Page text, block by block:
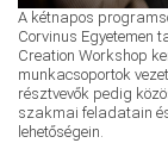
A kétnapos
Corvinus Egyetemen
Creation Workshop
munkacsoportok
résztvevők pedig
szakmai feladatain
lehetőségein.